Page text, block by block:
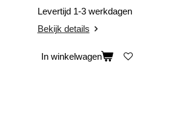
Levertijd 1-3 werkdagen
Bekijk details
In winkelwagen